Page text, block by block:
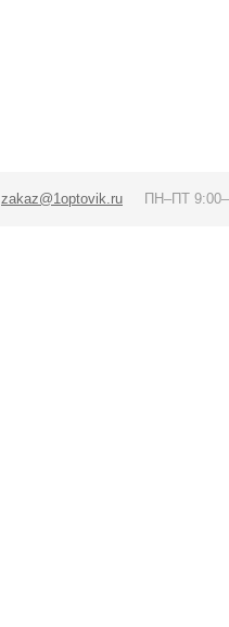
zakaz@1optovik.ru ПН–ПТ